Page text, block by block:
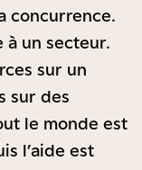
concurrence.
à un secteur.
sur un
sur des
le monde est
l’aide est